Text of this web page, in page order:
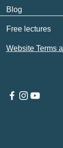
Blog
Free lectures
Website Terms